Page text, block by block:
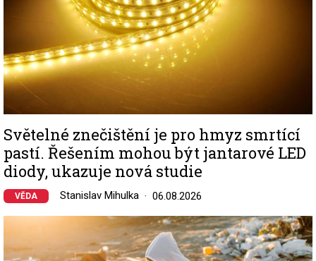
Světelné znečištění je pro hmyz smrtící
pastí. Řešením mohou být jantarové LED
diody, ukazuje nová studie
VĚDA Stanislav Mihulka 06.08.2026
Image